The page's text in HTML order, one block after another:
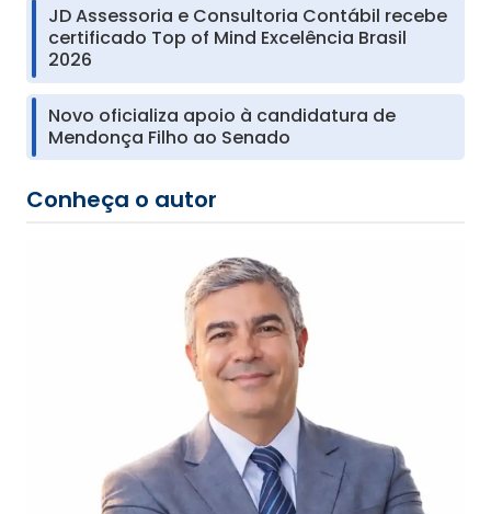
JD Assessoria e Consultoria Contábil recebe
certificado Top of Mind Excelência Brasil
2026
Novo oficializa apoio à candidatura de
Mendonça Filho ao Senado
Conheça o autor